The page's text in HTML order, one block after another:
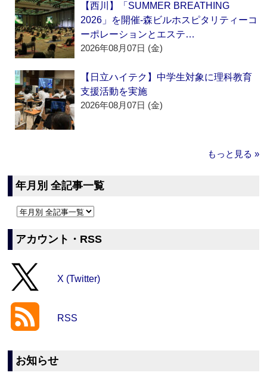
【西川】「SUMMER BREATHING
2026」を開催‐森ビルホスピタリティーコ
ーポレーションとエステ…
2026年08月07日 (金)
【日立ハイテク】中学生対象に理科教育
支援活動を実施
2026年08月07日 (金)
もっと見る »
年月別 全記事一覧
アカウント・RSS
X (Twitter)
RSS
お知らせ